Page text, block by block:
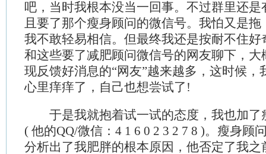
吧，当时我根本没当一回事。不过群里还
且要了那个瘦身顾问的微信号。我怕又是
我不敢轻易相信。但最终我还是按耐不住
和这些要了减肥顾问微信号的网友聊下，
现反馈好消息的“网友”越来越多，这时候，
心里痒痒了，自己也想尝试了!
于是我就抱着试一试的态度，我也加了
( 他的QQ/微信：4 1 6 0 2 3 2 7 8 )。瘦身顾
分析出了我肥胖的根本原因，他否定了我